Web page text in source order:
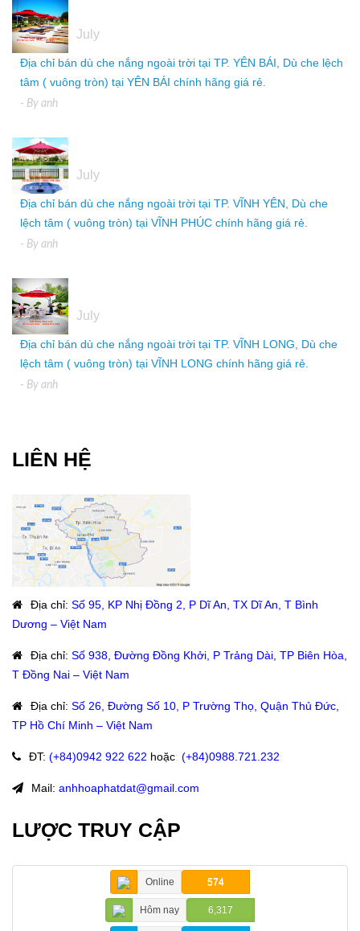
July
Địa chỉ bán dù che nắng ngoài trời tại TP. YÊN BÁI, Dù che lệch
tâm ( vuông tròn) tại YÊN BÁI chính hãng giá rẻ.
- By anh
July
Địa chỉ bán dù che nắng ngoài trời tại TP. VĨNH YÊN, Dù che
lệch tâm ( vuông tròn) tại VĨNH PHÚC chính hãng giá rẻ.
- By anh
July
Địa chỉ bán dù che nắng ngoài trời tại TP. VĨNH LONG, Dù che
lệch tâm ( vuông tròn) tại VĨNH LONG chính hãng giá rẻ.
- By anh
LIÊN HỆ
Địa chỉ: Số 95, KP Nhị Đồng 2, P Dĩ An, TX Dĩ An, T Bình
Dương – Việt Nam
Địa chỉ: Số 938, Đường Đồng Khởi, P Trảng Dài, TP Biên Hòa,
T Đồng Nai – Việt Nam
Địa chỉ: Số 26, Đường Số 10, P Trường Thọ, Quận Thủ Đức,
TP Hồ Chí Minh – Việt Nam
ĐT: (+84)0942 922 622 hoặc: (+84)0988.721.232
Mail: anhhoaphatdat@gmail.com
LƯỢC TRUY CẬP
Online 574
Hôm nay 6,317